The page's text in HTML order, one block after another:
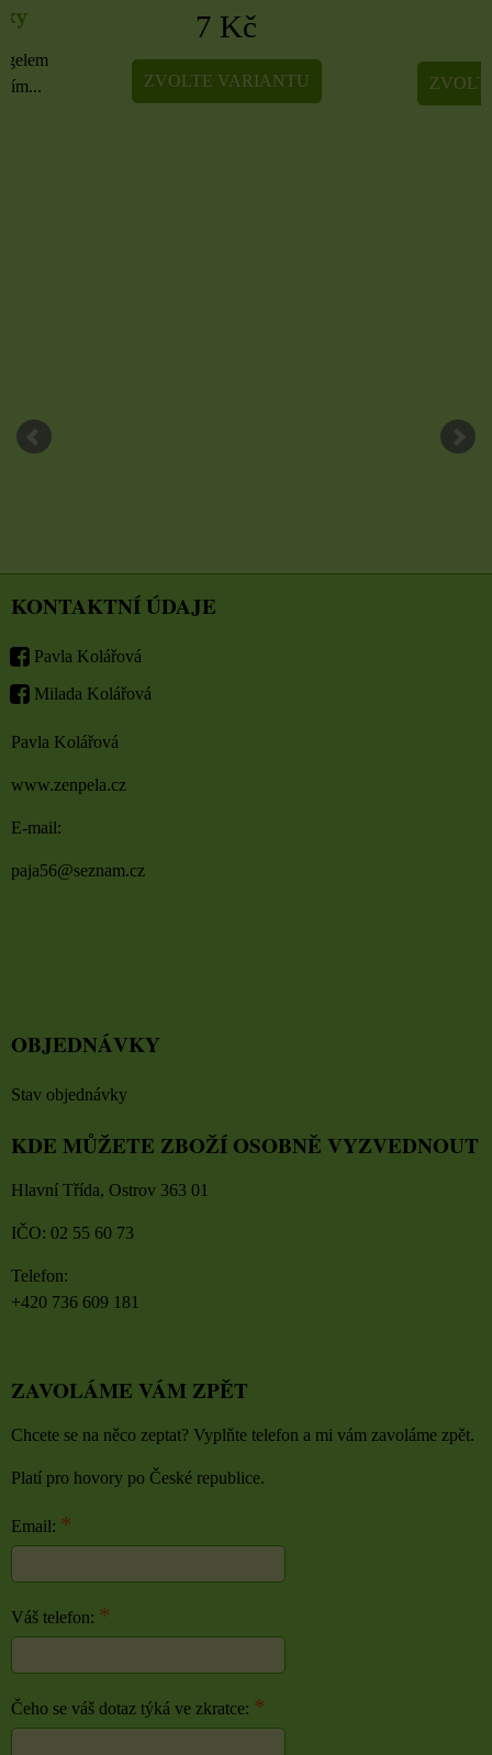
ZVOLTE VARIANTU ZVOLTE
KONTAKTNÍ ÚDAJE
Pavla Kolářová
Milada Kolářová
Pavla Kolářová
www.zenpela.cz
E-mail:
paja56@seznam.cz
OBJEDNÁVKY
Stav objednávky
KDE MŮŽETE ZBOŽÍ OSOBNĚ VYZVEDNOUT
Hlavní Třída, Ostrov 363 01
IČO: 02 55 60 73
Telefon:
+420 736 609 181
ZAVOLÁME VÁM ZPĚT
Chcete se na něco zeptat? Vyplňte telefon a mi vám zavoláme zpět.
Platí pro hovory po České republice.
Email: *
Váš telefon: *
Čeho se váš dotaz týká ve zkratce: *